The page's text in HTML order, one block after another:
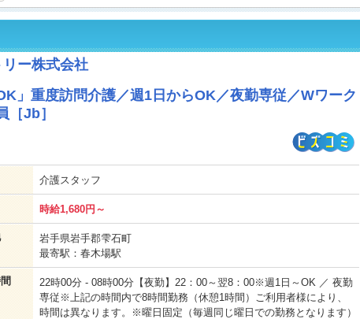
ー株式会社
」重度訪問介護／週1日からOK／夜勤専従／Wワーク
［Jb］
介護スタッフ
時給1,680円～
岩手県岩手郡雫石町
最寄駅：春木場駅
22時00分 - 08時00分【夜勤】22：00～翌8：00※週1日～OK ／ 夜勤
専従※上記の時間内で8時間勤務（休憩1時間）ご利用者様により、
時間は異なります。※曜日固定（毎週同じ曜日での勤務となります）